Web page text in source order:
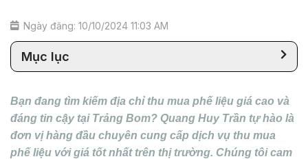
Ngày đăng: 10/10/2024 11:03 AM
Mục lục
Bạn đang tìm kiếm địa chỉ thu mua phế liệu giá cao và
đáng tin cậy tại Trảng Bom? Quang Huy Trần tự hào là
đơn vị hàng đầu chuyên cung cấp dịch vụ thu mua
phế liệu với giá tốt nhất trên thị trường. Chúng tôi cam